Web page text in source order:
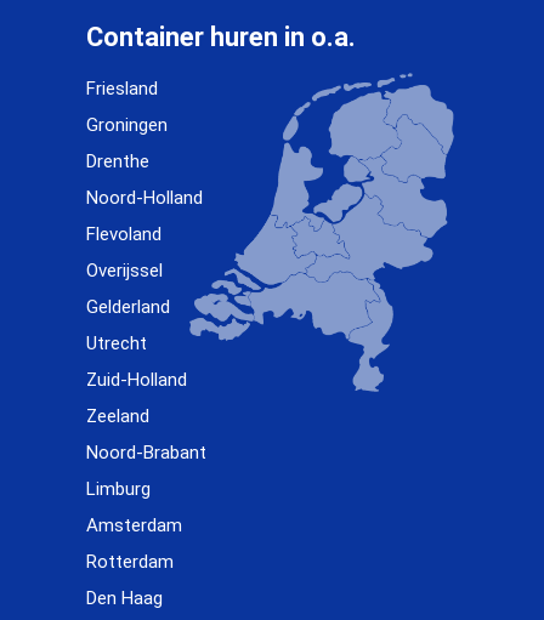
Container huren in o.a.
Friesland
Groningen
Drenthe
Noord-Holland
Flevoland
Overijssel
Gelderland
Utrecht
Zuid-Holland
Zeeland
Noord-Brabant
Limburg
Amsterdam
Rotterdam
Den Haag